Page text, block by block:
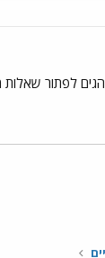
לפתור